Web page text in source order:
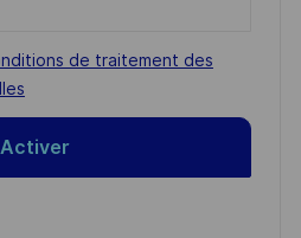
de traitement des
Activer